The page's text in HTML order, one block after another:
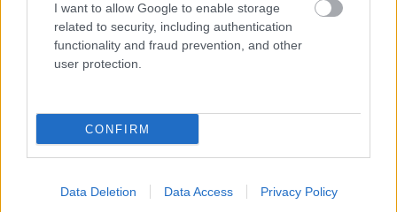
I want to allow Google to enable storage
related to security, including authentication
functionality and fraud prevention, and other
user protection.
CONFIRM
Data Deletion Data Access Privacy Policy
@laspalmas:
Szólhattál volna hamarabb is! Akkor én is azzal
megyek, és akkor válthattam volna néhány szót a
Elköszönni biztos így köszöntem volna el: